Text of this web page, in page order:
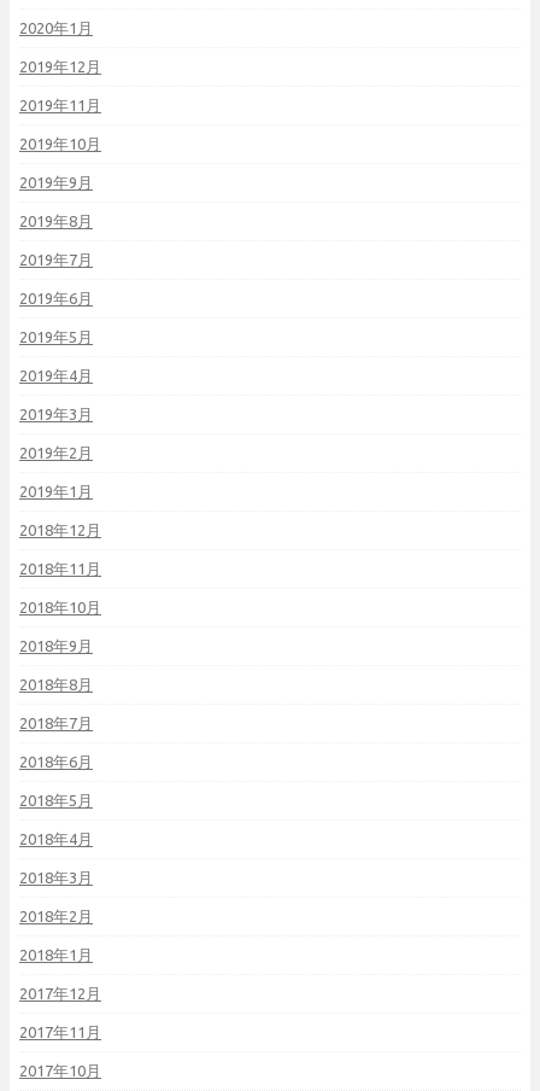
2020年1月
2019年12月
2019年11月
2019年10月
2019年9月
2019年8月
2019年7月
2019年6月
2019年5月
2019年4月
2019年3月
2019年2月
2019年1月
2018年12月
2018年11月
2018年10月
2018年9月
2018年8月
2018年7月
2018年6月
2018年5月
2018年4月
2018年3月
2018年2月
2018年1月
2017年12月
2017年11月
2017年10月